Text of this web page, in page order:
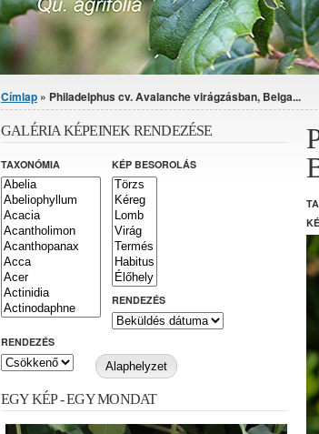
Jelenlegi hely
Címlap » Philadelphus cv. Avalanche virágzásban, Belga...
GALÉRIA KÉPEINEK RENDEZÉSE
TAXONÓMIA KÉP BESOROLÁS
RENDEZÉS
RENDEZÉS
EGY KÉP - EGY MONDAT